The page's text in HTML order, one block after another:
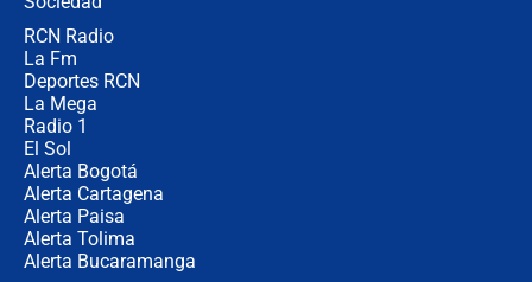
RCN Radio
La Fm
Deportes RCN
La Mega
Radio 1
El Sol
Alerta Bogotá
Alerta Cartagena
Alerta Paisa
Alerta Tolima
Alerta Bucaramanga